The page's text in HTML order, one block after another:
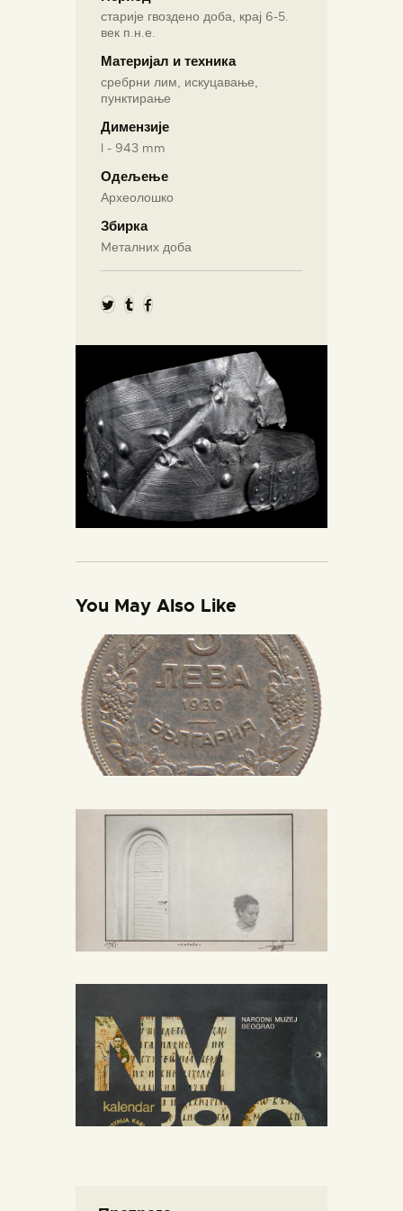
старије гвоздено доба, крај 6-5.
век п.н.е.
Материјал и техника
сребрни лим, искуцавање,
пунктирање
Димензије
l - 943 mm
Одељење
Археолошко
Збирка
Mеталних доба
You May Also Like